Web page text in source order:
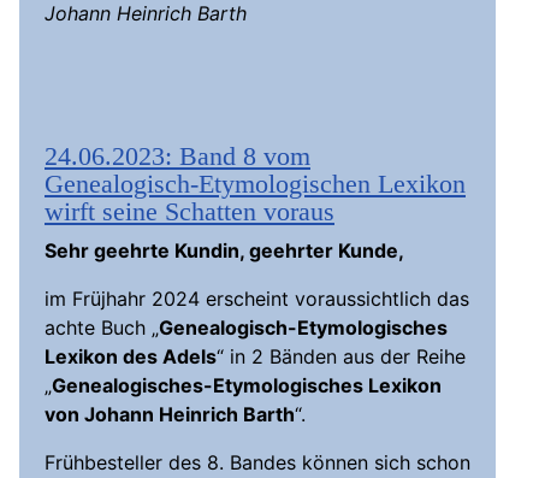
Johann Heinrich Barth
24.06.2023: Band 8 vom
Genealogisch-Etymologischen Lexikon
wirft seine Schatten voraus
Sehr geehrte Kundin, geehrter Kunde,
im Früjhahr 2024 erscheint voraussichtlich das
achte Buch „Genealogisch-Etymologisches
Lexikon des Adels“ in 2 Bänden aus der Reihe
„Genealogisches-Etymologisches Lexikon
von Johann Heinrich Barth“.
Frühbesteller des 8. Bandes können sich schon